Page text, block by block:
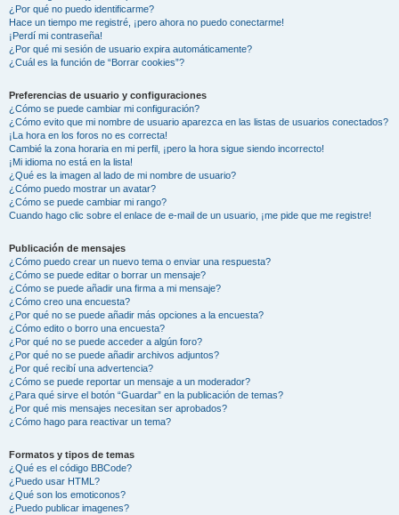
¿Por qué no puedo identificarme?
Hace un tiempo me registré, ¡pero ahora no puedo conectarme!
¡Perdí mi contraseña!
¿Por qué mi sesión de usuario expira automáticamente?
¿Cuál es la función de “Borrar cookies”?
Preferencias de usuario y configuraciones
¿Cómo se puede cambiar mi configuración?
¿Cómo evito que mi nombre de usuario aparezca en las listas de usuarios conectados?
¡La hora en los foros no es correcta!
Cambié la zona horaria en mi perfil, ¡pero la hora sigue siendo incorrecto!
¡Mi idioma no está en la lista!
¿Qué es la imagen al lado de mi nombre de usuario?
¿Cómo puedo mostrar un avatar?
¿Cómo se puede cambiar mi rango?
Cuando hago clic sobre el enlace de e-mail de un usuario, ¡me pide que me registre!
Publicación de mensajes
¿Cómo puedo crear un nuevo tema o enviar una respuesta?
¿Cómo se puede editar o borrar un mensaje?
¿Cómo se puede añadir una firma a mi mensaje?
¿Cómo creo una encuesta?
¿Por qué no se puede añadir más opciones a la encuesta?
¿Cómo edito o borro una encuesta?
¿Por qué no se puede acceder a algún foro?
¿Por qué no se puede añadir archivos adjuntos?
¿Por qué recibí una advertencia?
¿Cómo se puede reportar un mensaje a un moderador?
¿Para qué sirve el botón “Guardar” en la publicación de temas?
¿Por qué mis mensajes necesitan ser aprobados?
¿Cómo hago para reactivar un tema?
Formatos y tipos de temas
¿Qué es el código BBCode?
¿Puedo usar HTML?
¿Qué son los emoticonos?
¿Puedo publicar imagenes?